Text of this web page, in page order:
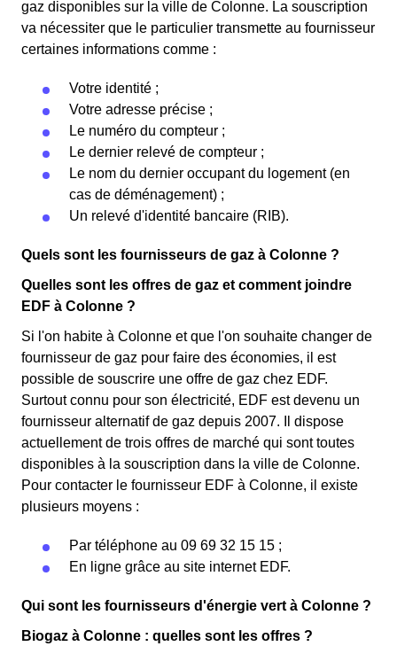
gaz disponibles sur la ville de Colonne. La souscription
va nécessiter que le particulier transmette au fournisseur
certaines informations comme :
Votre identité ;
Votre adresse précise ;
Le numéro du compteur ;
Le dernier relevé de compteur ;
Le nom du dernier occupant du logement (en
cas de déménagement) ;
Un relevé d'identité bancaire (RIB).
Quels sont les fournisseurs de gaz à Colonne ?
Quelles sont les offres de gaz et comment joindre
EDF à Colonne ?
Si l'on habite à Colonne et que l'on souhaite changer de
fournisseur de gaz pour faire des économies, il est
possible de souscrire une offre de gaz chez EDF.
Surtout connu pour son électricité, EDF est devenu un
fournisseur alternatif de gaz depuis 2007. Il dispose
actuellement de trois offres de marché qui sont toutes
disponibles à la souscription dans la ville de Colonne.
Pour contacter le fournisseur EDF à Colonne, il existe
plusieurs moyens :
Par téléphone au 09 69 32 15 15 ;
En ligne grâce au site internet EDF.
Qui sont les fournisseurs d'énergie vert à Colonne ?
Biogaz à Colonne : quelles sont les offres ?